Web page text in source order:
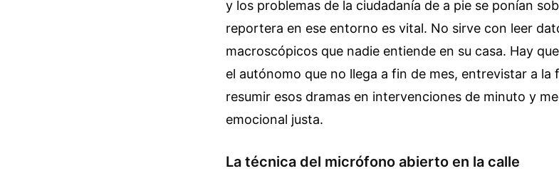
y los problemas de la ciudadanía de a pie se ponían
reportera en ese entorno es vital. No sirve con leer
macroscópicos que nadie entiende en su casa. Hay
el autónomo que no llega a fin de mes, entrevistar a la
resumir esos dramas en intervenciones de minuto y
emocional justa.
La técnica del micrófono abierto en la calle